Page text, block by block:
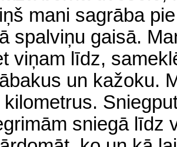
mani sagrāba
spalviņu gaisā.
viņam līdz,
un kažoku.
kilometrus.
sniegā līdz